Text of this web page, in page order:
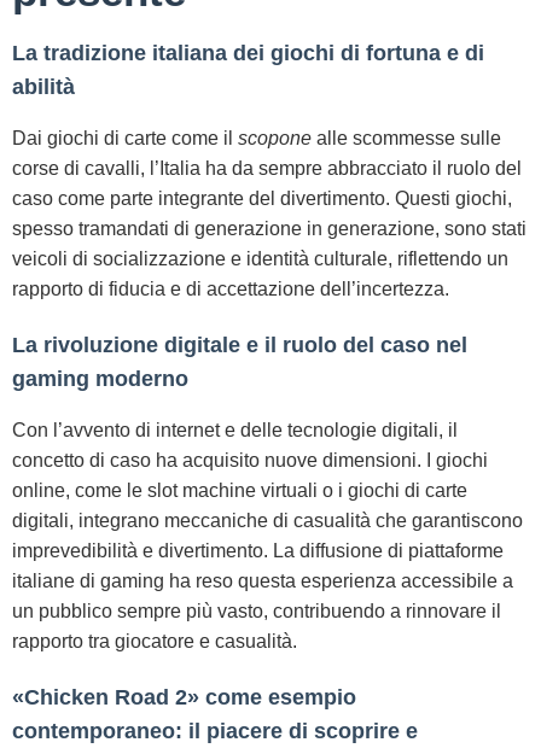
La tradizione italiana dei giochi di fortuna e di
abilità
Dai giochi di carte come il scopone alle scommesse sulle
corse di cavalli, l’Italia ha da sempre abbracciato il ruolo del
caso come parte integrante del divertimento. Questi giochi,
spesso tramandati di generazione in generazione, sono stati
veicoli di socializzazione e identità culturale, riflettendo un
rapporto di fiducia e di accettazione dell’incertezza.
La rivoluzione digitale e il ruolo del caso nel
gaming moderno
Con l’avvento di internet e delle tecnologie digitali, il
concetto di caso ha acquisito nuove dimensioni. I giochi
online, come le slot machine virtuali o i giochi di carte
digitali, integrano meccaniche di casualità che garantiscono
imprevedibilità e divertimento. La diffusione di piattaforme
italiane di gaming ha reso questa esperienza accessibile a
un pubblico sempre più vasto, contribuendo a rinnovare il
rapporto tra giocatore e casualità.
«Chicken Road 2» come esempio
contemporaneo: il piacere di scoprire e